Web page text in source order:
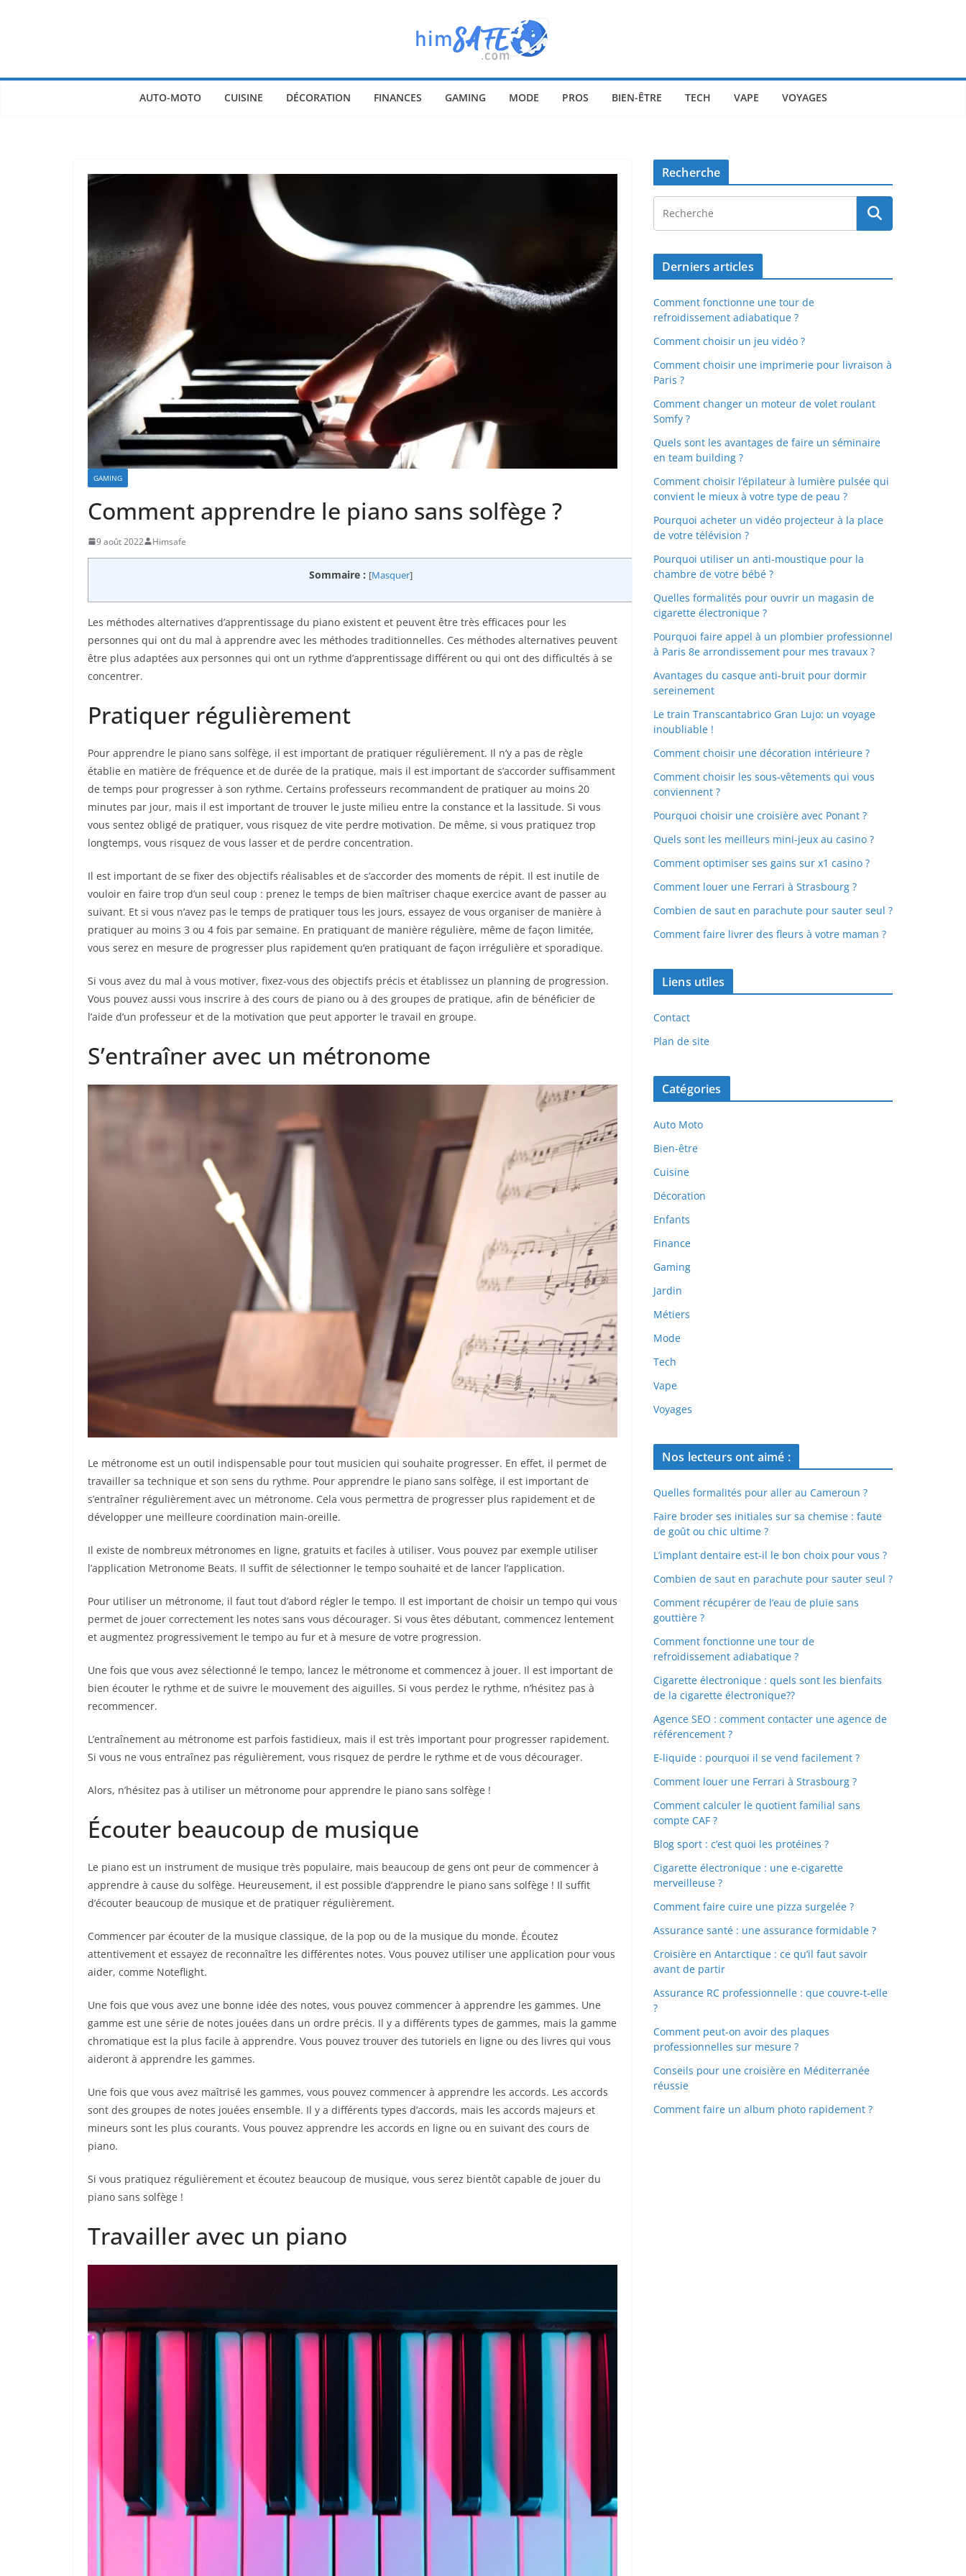
AUTO-MOTO CUISINE DÉCORATION FINANCES GAMING MODE PROS BIEN-ÊTRE TECH VAPE VOYAGES
GAMING
Comment apprendre le piano sans solfège ?
9 août 2022 Himsafe
Sommaire : [Masquer]
Les méthodes alternatives d’apprentissage du piano existent et peuvent être très efficaces pour les
personnes qui ont du mal à apprendre avec les méthodes traditionnelles. Ces méthodes alternatives peuvent
être plus adaptées aux personnes qui ont un rythme d’apprentissage différent ou qui ont des difficultés à se
concentrer.
Pratiquer régulièrement
Pour apprendre le piano sans solfège, il est important de pratiquer régulièrement. Il n’y a pas de règle
établie en matière de fréquence et de durée de la pratique, mais il est important de s’accorder suffisamment
de temps pour progresser à son rythme. Certains professeurs recommandent de pratiquer au moins 20
minutes par jour, mais il est important de trouver le juste milieu entre la constance et la lassitude. Si vous
vous sentez obligé de pratiquer, vous risquez de vite perdre motivation. De même, si vous pratiquez trop
longtemps, vous risquez de vous lasser et de perdre concentration.
Il est important de se fixer des objectifs réalisables et de s’accorder des moments de répit. Il est inutile de
vouloir en faire trop d’un seul coup : prenez le temps de bien maîtriser chaque exercice avant de passer au
suivant. Et si vous n’avez pas le temps de pratiquer tous les jours, essayez de vous organiser de manière à
pratiquer au moins 3 ou 4 fois par semaine. En pratiquant de manière régulière, même de façon limitée,
vous serez en mesure de progresser plus rapidement qu’en pratiquant de façon irrégulière et sporadique.
Si vous avez du mal à vous motiver, fixez-vous des objectifs précis et établissez un planning de progression.
Vous pouvez aussi vous inscrire à des cours de piano ou à des groupes de pratique, afin de bénéficier de
l’aide d’un professeur et de la motivation que peut apporter le travail en groupe.
S’entraîner avec un métronome
Le métronome est un outil indispensable pour tout musicien qui souhaite progresser. En effet, il permet de
travailler sa technique et son sens du rythme. Pour apprendre le piano sans solfège, il est important de
s’entraîner régulièrement avec un métronome. Cela vous permettra de progresser plus rapidement et de
développer une meilleure coordination main-oreille.
Il existe de nombreux métronomes en ligne, gratuits et faciles à utiliser. Vous pouvez par exemple utiliser
l’application Metronome Beats. Il suffit de sélectionner le tempo souhaité et de lancer l’application.
Pour utiliser un métronome, il faut tout d’abord régler le tempo. Il est important de choisir un tempo qui vous
permet de jouer correctement les notes sans vous décourager. Si vous êtes débutant, commencez lentement
et augmentez progressivement le tempo au fur et à mesure de votre progression.
Une fois que vous avez sélectionné le tempo, lancez le métronome et commencez à jouer. Il est important de
bien écouter le rythme et de suivre le mouvement des aiguilles. Si vous perdez le rythme, n’hésitez pas à
recommencer.
L’entraînement au métronome est parfois fastidieux, mais il est très important pour progresser rapidement.
Si vous ne vous entraînez pas régulièrement, vous risquez de perdre le rythme et de vous décourager.
Alors, n’hésitez pas à utiliser un métronome pour apprendre le piano sans solfège !
Écouter beaucoup de musique
Le piano est un instrument de musique très populaire, mais beaucoup de gens ont peur de commencer à
apprendre à cause du solfège. Heureusement, il est possible d’apprendre le piano sans solfège ! Il suffit
d’écouter beaucoup de musique et de pratiquer régulièrement.
Commencer par écouter de la musique classique, de la pop ou de la musique du monde. Écoutez
attentivement et essayez de reconnaître les différentes notes. Vous pouvez utiliser une application pour vous
aider, comme Noteflight.
Une fois que vous avez une bonne idée des notes, vous pouvez commencer à apprendre les gammes. Une
gamme est une série de notes jouées dans un ordre précis. Il y a différents types de gammes, mais la gamme
chromatique est la plus facile à apprendre. Vous pouvez trouver des tutoriels en ligne ou des livres qui vous
aideront à apprendre les gammes.
Une fois que vous avez maîtrisé les gammes, vous pouvez commencer à apprendre les accords. Les accords
sont des groupes de notes jouées ensemble. Il y a différents types d’accords, mais les accords majeurs et
mineurs sont les plus courants. Vous pouvez apprendre les accords en ligne ou en suivant des cours de
piano.
Si vous pratiquez régulièrement et écoutez beaucoup de musique, vous serez bientôt capable de jouer du
piano sans solfège !
Travailler avec un piano
Recherche
Derniers articles
Comment fonctionne une tour de
refroidissement adiabatique ?
Comment choisir un jeu vidéo ?
Comment choisir une imprimerie pour livraison à
Paris ?
Comment changer un moteur de volet roulant
Somfy ?
Quels sont les avantages de faire un séminaire
en team building ?
Comment choisir l’épilateur à lumière pulsée qui
convient le mieux à votre type de peau ?
Pourquoi acheter un vidéo projecteur à la place
de votre télévision ?
Pourquoi utiliser un anti-moustique pour la
chambre de votre bébé ?
Quelles formalités pour ouvrir un magasin de
cigarette électronique ?
Pourquoi faire appel à un plombier professionnel
à Paris 8e arrondissement pour mes travaux ?
Avantages du casque anti-bruit pour dormir
sereinement
Le train Transcantabrico Gran Lujo: un voyage
inoubliable !
Comment choisir une décoration intérieure ?
Comment choisir les sous-vêtements qui vous
conviennent ?
Pourquoi choisir une croisière avec Ponant ?
Quels sont les meilleurs mini-jeux au casino ?
Comment optimiser ses gains sur x1 casino ?
Comment louer une Ferrari à Strasbourg ?
Combien de saut en parachute pour sauter seul ?
Comment faire livrer des fleurs à votre maman ?
Liens utiles
Contact
Plan de site
Catégories
Auto Moto
Bien-être
Cuisine
Décoration
Enfants
Finance
Gaming
Jardin
Métiers
Mode
Tech
Vape
Voyages
Nos lecteurs ont aimé :
Quelles formalités pour aller au Cameroun ?
Faire broder ses initiales sur sa chemise : faute
de goût ou chic ultime ?
L’implant dentaire est-il le bon choix pour vous ?
Combien de saut en parachute pour sauter seul ?
Comment récupérer de l’eau de pluie sans
gouttière ?
Comment fonctionne une tour de
refroidissement adiabatique ?
Cigarette électronique : quels sont les bienfaits
de la cigarette électronique??
Agence SEO : comment contacter une agence de
référencement ?
E-liquide : pourquoi il se vend facilement ?
Comment louer une Ferrari à Strasbourg ?
Comment calculer le quotient familial sans
compte CAF ?
Blog sport : c’est quoi les protéines ?
Cigarette électronique : une e-cigarette
merveilleuse ?
Comment faire cuire une pizza surgelée ?
Assurance santé : une assurance formidable ?
Croisière en Antarctique : ce qu’il faut savoir
avant de partir
Assurance RC professionnelle : que couvre-t-elle
?
Comment peut-on avoir des plaques
professionnelles sur mesure ?
Conseils pour une croisière en Méditerranée
réussie
Comment faire un album photo rapidement ?